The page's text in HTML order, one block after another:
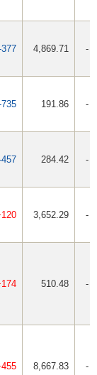
377 4,869.71 -
735 191.86 -
457 284.42 -
3,652.29 -
510.48 -
8,667.83 -